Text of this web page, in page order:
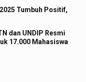
Tumbuh Positif,
dan UNDIP Resmi
17.000 Mahasiswa